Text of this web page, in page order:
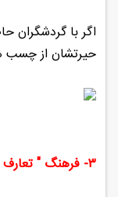
اگر با گردشگران
حیرتشان از چسب
۳- فرهنگ " تعارف "